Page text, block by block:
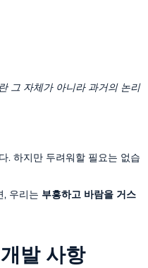
그 자체가 아니라 과거의 논리
. 하지만 두려워할 필요는 없습
, 우리는 부흥하고 바람을 거스
발 사항